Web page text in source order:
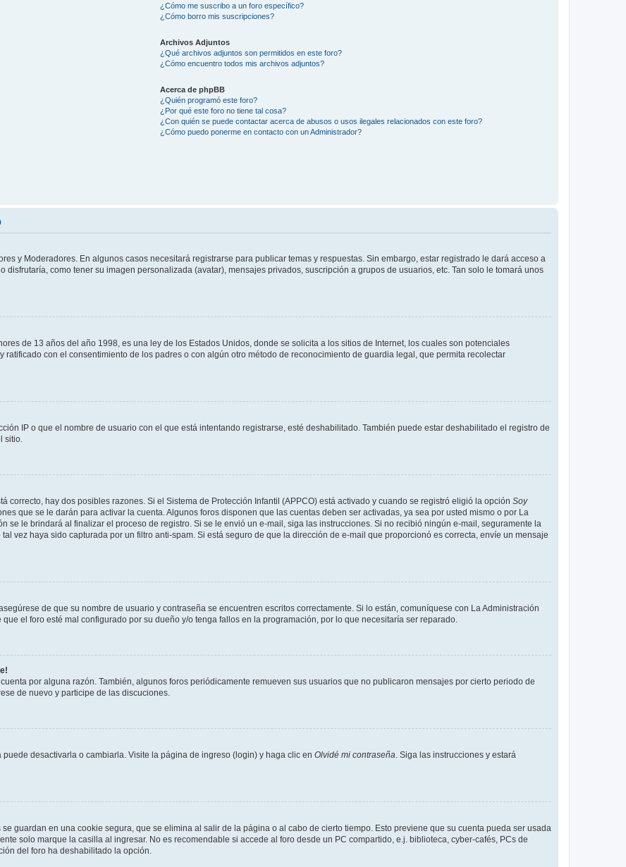
¿Cómo me suscribo a un foro específico?
¿Cómo borro mis suscripciones?
Archivos Adjuntos
¿Qué archivos adjuntos son permitidos en este foro?
¿Cómo encuentro todos mis archivos adjuntos?
Acerca de phpBB
¿Quién programó este foro?
¿Por qué este foro no tiene tal cosa?
¿Con quién se puede contactar acerca de abusos o usos ilegales relacionados con este foro?
¿Cómo puedo ponerme en contacto con un Administrador?
y Moderadores. En algunos casos necesitará registrarse para publicar temas y respuestas. Sin embargo, estar registrado le dará acceso a
como tener su imagen personalizada (avatar), mensajes privados, suscripción a grupos de usuarios, etc. Tan solo le tomará unos
de 13 años del año 1998, es una ley de los Estados Unidos, donde se solicita a los sitios de Internet, los cuales son potenciales
con el consentimiento de los padres o con algún otro método de reconocimiento de guardia legal, que permita recolectar
IP o que el nombre de usuario con el que está intentando registrarse, esté deshabilitado. También puede estar deshabilitado el registro de
sitio.
correcto, hay dos posibles razones. Si el Sistema de Protección Infantil (APPCO) está activado y cuando se registró eligió la opción Soy
que se le darán para activar la cuenta. Algunos foros disponen que las cuentas deben ser activadas, ya sea por usted mismo o por La
se le brindará al finalizar el proceso de registro. Si se le envió un e-mail, siga las instrucciones. Si no recibió ningún e-mail, seguramente la
vez haya sido capturada por un filtro anti-spam. Si está seguro de que la dirección de e-mail que proporcionó es correcta, envíe un mensaje
de que su nombre de usuario y contraseña se encuentren escritos correctamente. Si lo están, comuníquese con La Administración
el foro esté mal configurado por su dueño y/o tenga fallos en la programación, por lo que necesitaría ser reparado.
por alguna razón. También, algunos foros periódicamente remueven sus usuarios que no publicaron mensajes por cierto periodo de
de nuevo y participe de las discuciones.
desactivarla o cambiarla. Visite la página de ingreso (login) y haga clic en Olvidé mi contraseña . Siga las instrucciones y estará
guardan en una cookie segura, que se elimina al salir de la página o al cabo de cierto tiempo. Esto previene que su cuenta pueda ser usada
solo marque la casilla al ingresar. No es recomendable si accede al foro desde un PC compartido, e.j. biblioteca, cyber-cafés, PCs de
del foro ha deshabilitado la opción.